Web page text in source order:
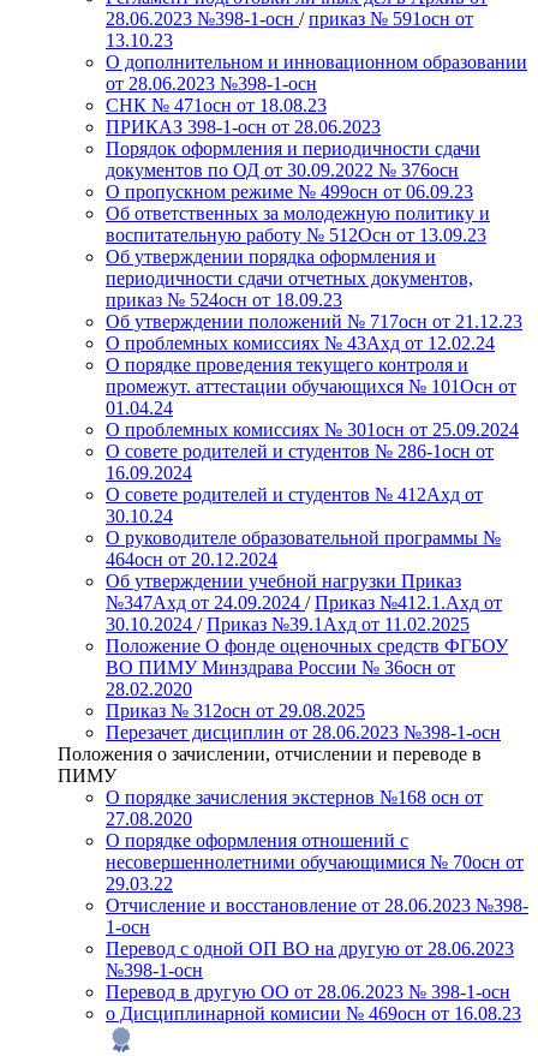
28.06.2023 №398-1-осн /приказ № 591осн от
13.10.23
О дополнительном и инновационном образовании
от 28.06.2023 №398-1-осн
СНК № 471осн от 18.08.23
ПРИКАЗ 398-1-осн от 28.06.2023
Порядок оформления и периодичности сдачи
документов по ОД от 30.09.2022 № 376осн
О пропускном режиме № 499осн от 06.09.23
Об ответственных за молодежную политику и
воспитательную работу № 512Осн от 13.09.23
Об утверждении порядка оформления и
периодичности сдачи отчетных документов,
приказ № 524осн от 18.09.23
Об утверждении положений № 717осн от 21.12.23
О проблемных комиссиях № 43Ахд от 12.02.24
О порядке проведения текущего контроля и
промежут. аттестации обучающихся № 101Осн от
01.04.24
О проблемных комиссиях № 301осн от 25.09.2024
О совете родителей и студентов № 286-1осн от
16.09.2024
О совете родителей и студентов № 412Ахд от
30.10.24
О руководителе образовательной программы №
464осн от 20.12.2024
Об утверждении учебной нагрузки Приказ
№347Ахд от 24.09.2024 /Приказ №412.1.Ахд от
30.10.2024 /Приказ №39.1Ахд от 11.02.2025
Положение О фонде оценочных средств ФГБОУ
ВО ПИМУ Минздрава России № 36осн от
28.02.2020
Приказ № 312осн от 29.08.2025
Перезачет дисциплин от 28.06.2023 №398-1-осн
Положения о зачислении, отчислении и переводе в
ПИМУ
О порядке зачисления экстернов №168 осн от
27.08.2020
О порядке оформления отношений с
несовершеннолетними обучающимися № 70осн от
29.03.22
Отчисление и восстановление от 28.06.2023 №398-
1-осн
Перевод с одной ОП ВО на другую от 28.06.2023
№398-1-осн
Перевод в другую ОО от 28.06.2023 № 398-1-осн
о Дисциплинарной комисии № 469осн от 16.08.23